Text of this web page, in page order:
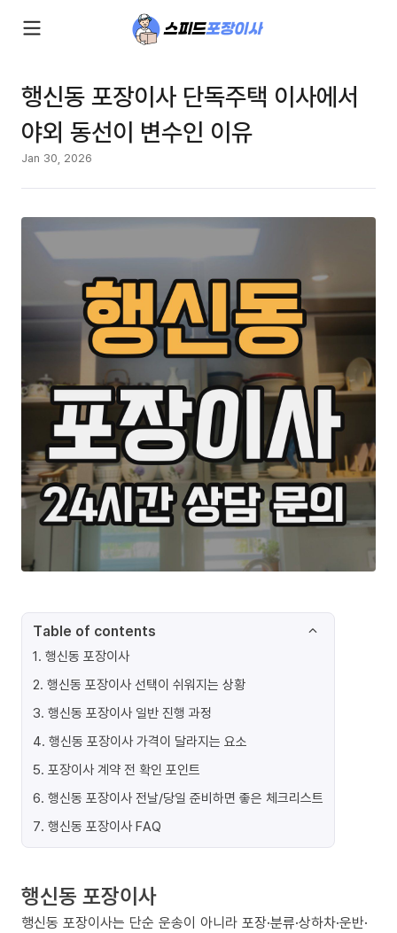
행신동 포장이사 단독주택 이사에서
야외 동선이 변수인 이유
Jan 30, 2026
Table of contents
1. 행신동 포장이사
2. 행신동 포장이사 선택이 쉬워지는 상황
3. 행신동 포장이사 일반 진행 과정
4. 행신동 포장이사 가격이 달라지는 요소
5. 포장이사 계약 전 확인 포인트
6. 행신동 포장이사 전날/당일 준비하면 좋은 체크리스트
7. 행신동 포장이사 FAQ
행신동 포장이사
행신동 포장이사는 단순 운송이 아니라 포장·분류·상하차·운반·